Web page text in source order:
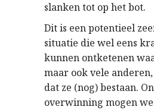
slanken tot op het bot.
Dit is een potentieel
situatie die wel eens
kunnen ontketenen
maar ook vele
dat ze (nog) bestaan.
overwinning mogen